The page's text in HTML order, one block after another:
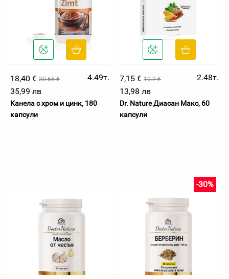
18,40 € 30.65 €
4.49т.
35,99 лв
Канела с хром и цинк, 180
капсули
7,15 € 10.2 €
2.48т.
13,98 лв
Dr. Nature Диасан Макс, 60
капсули
-30%